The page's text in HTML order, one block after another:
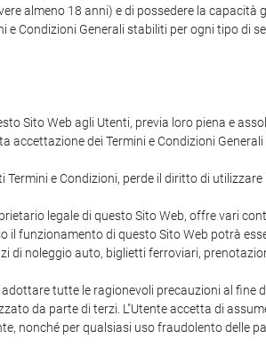
almeno 18 anni) e di possedere la
e Condizioni Generali stabiliti per ogni tipo di
Sito Web agli Utenti, previa loro piena e
accettazione dei Termini e Condizioni
e Condizioni, perde il diritto di utilizzare i
legale di questo Sito Web, offre vari
il funzionamento di questo Sito Web potrà
di noleggio auto, biglietti ferroviari,
tutte le ragionevoli precauzioni al fine
da parte di terzi. L"Utente accetta di
nonché per qualsiasi uso fraudolento delle